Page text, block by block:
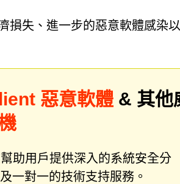
損失、進一步的惡意軟體感染
惡意軟體 & 其他
助用戶提供深入的系統安全分
一對一的技術支持服務。